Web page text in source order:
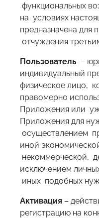
функциональных
на условиях
предназначена для
отчуждения
Пользователь –
индивидуальный
физическое лицо,
правомерно
Приложения или
Приложения для
осуществлением
иной
некоммерческой,
исключением
иных подобных
Активация –
регистрацию на